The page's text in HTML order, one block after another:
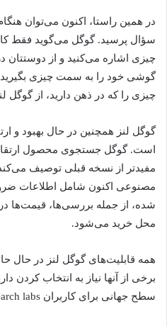
در همین راستا، اکنون می‌توان
سؤال پرسید. گوگل می‌گوید فقط
چیزی اشاره می‌کنید و از دوستتان
گوشی خود را به سمت چیزی بگیرید،
چیزی را که در ذهن دارید، از گوگل
گوگل لنز همچنین در حال بهبود و
است. گوگل جستجوی محصول
مفیدتر از نسخه قبلی توصیف
مصنوعی اکنون شامل اطلاعات
شده، از جمله بررسی‌ها، قیمت‌ها
محل خرید می‌شود.
همه قابلیت‌های گوگل لنز در حال
برخی از آنها نیاز به انتخاب کردن
سطح جهانی برای کاربران search labs در دسترس است.